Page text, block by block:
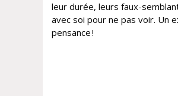
leur durée, leurs faux-
avec soi pour ne pas voir. Un
pensance !